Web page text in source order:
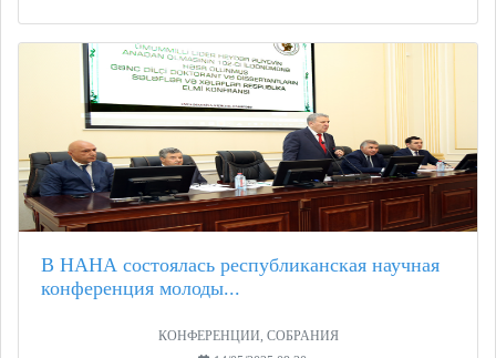
В НАНА состоялась республиканская научная
конференция молоды...
КОНФЕРЕНЦИИ, СОБРАНИЯ